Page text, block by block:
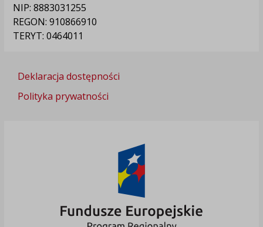
NIP: 8883031255
REGON: 910866910
TERYT: 0464011
Deklaracja dostępności
Polityka prywatności